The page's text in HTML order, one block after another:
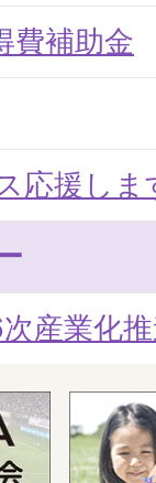
費補助金
応援しま
産業化